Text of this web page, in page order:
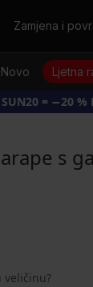
Zamjena i
Novo Ljetna
= −20 %
s
veličinu?